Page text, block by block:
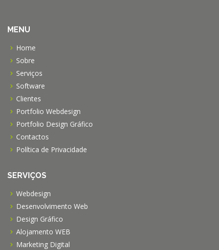
MENU
Home
Sobre
Serviços
Software
Clientes
Portfolio Webdesign
Portfolio Design Gráfico
Contactos
Política de Privacidade
SERVIÇOS
Webdesign
Desenvolvimento Web
Design Gráfico
Alojamento WEB
Marketing Digital